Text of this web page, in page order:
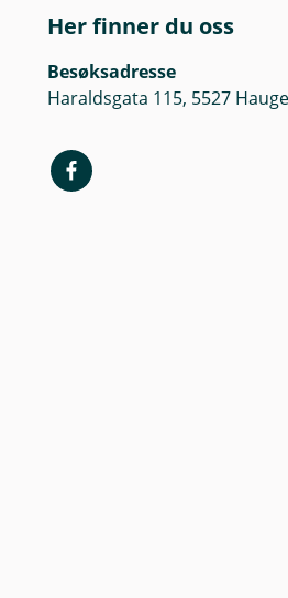
Her finner du oss
Besøksadresse
Haraldsgata 115, 5527